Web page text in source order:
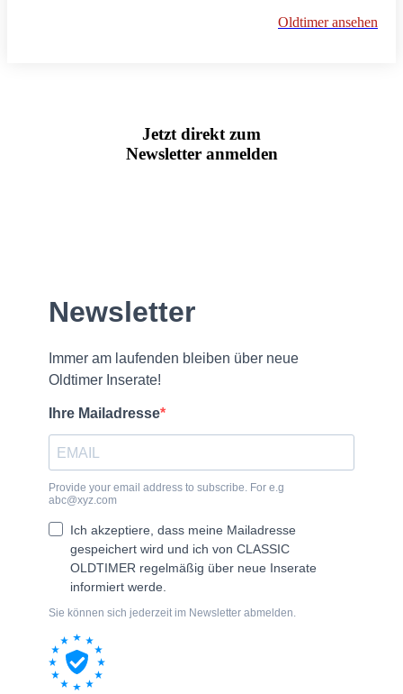
Oldtimer ansehen
Jetzt direkt zum
Newsletter anmelden